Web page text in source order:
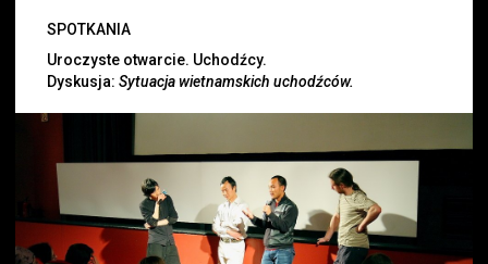
SPOTKANIA
Uroczyste otwarcie. Uchodźcy.
Dyskusja:Sytuacja wietnamskich uchodźców.